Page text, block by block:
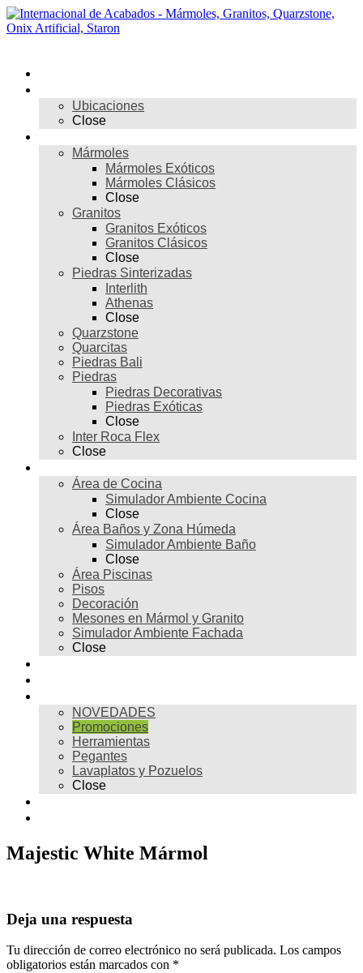
Skip
to
Ubicaciones
Close
Mármoles
Mármoles Exóticos
Mármoles Clásicos
Close
Granitos
Granitos Exóticos
Granitos Clásicos
Close
Piedras Sinterizadas
Interlith
Athenas
Close
Quarzstone
Quarcitas
Piedras Bali
Piedras
Piedras Decorativas
Piedras Exóticas
Close
Inter Roca Flex
Close
Área de Cocina
Simulador Ambiente Cocina
Close
Área Baños y Zona Húmeda
Simulador Ambiente Baño
Close
Área Piscinas
Pisos
Decoración
Mesones en Mármol y Granito
Simulador Ambiente Fachada
Close
NOVEDADES
Promociones
Herramientas
Pegantes
Lavaplatos y Pozuelos
Close
Majestic White Mármol
Deja una respuesta
Tu dirección de correo electrónico no será publicada. Los campos
obligatorios están marcados con *